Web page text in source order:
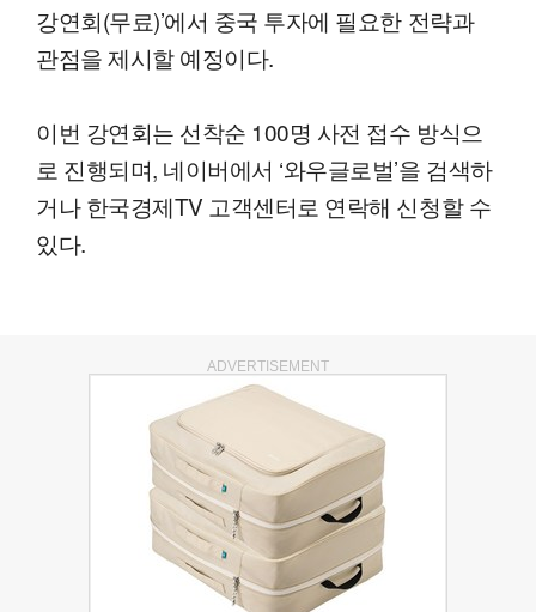
강연회(무료)’에서 중국 투자에 필요한 전략과
관점을 제시할 예정이다.
이번 강연회는 선착순 100명 사전 접수 방식으
로 진행되며, 네이버에서 ‘와우글로벌’을 검색하
거나 한국경제TV 고객센터로 연락해 신청할 수
있다.
ADVERTISEMENT